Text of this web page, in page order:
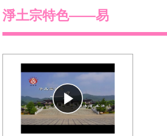
淨土宗特色——易